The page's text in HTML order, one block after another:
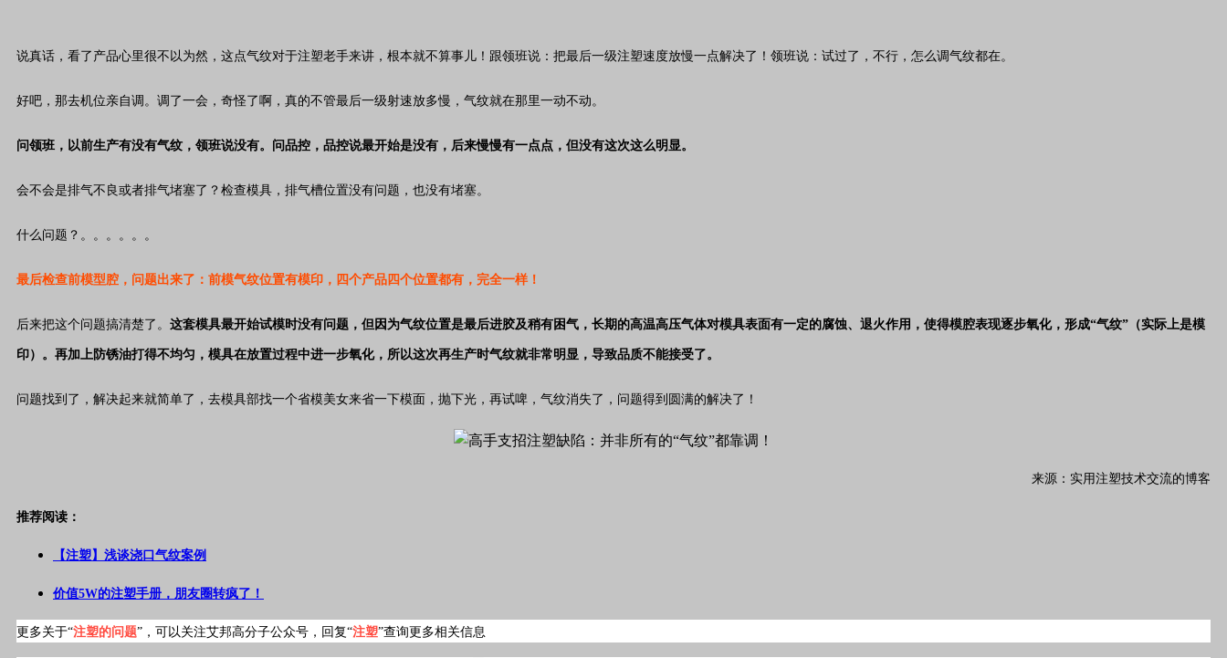
说真话，看了产品心里很不以为然，这点气纹对于注塑老手来讲，根本就不算事儿！跟领班说：把最后一级注塑速度放慢一点解决了！领班说：试过了，不行，怎么调气纹都在。
好吧，那去机位亲自调。调了一会，奇怪了啊，真的不管最后一级射速放多慢，气纹就在那里一动不动。
问领班，以前生产有没有气纹，领班说没有。问品控，品控说最开始是没有，后来慢慢有一点点，但没有这次这么明显。
会不会是排气不良或者排气堵塞了？检查模具，排气槽位置没有问题，也没有堵塞。
什么问题？。。。。。。
最后检查前模型腔，问题出来了：前模气纹位置有模印，四个产品四个位置都有，完全一样！
后来把这个问题搞清楚了。 这套模具最开始试模时没有问题，但因为气纹位置是最后进胶及稍有困气，长期的高温高压气体对模具表面有一定的腐蚀、退火作用，使得模腔表现逐步氧化，形成“气纹”（实际上是模
印）。再加上防锈油打得不均匀，模具在放置过程中进一步氧化，所以这次再生产时气纹就非常明显，导致品质不能接受了。
问题找到了，解决起来就简单了，去模具部找一个省模美女来省一下模面，抛下光，再试啤，气纹消失了，问题得到圆满的解决了！
来源：实用注塑技术交流的博客
推荐阅读：
【注塑】浅谈浇口气纹案例
价值5W的注塑手册，朋友圈转疯了！
更多关于“注塑的问题”，可以关注艾邦高分子公众号，回复“注塑”查询更多相关信息